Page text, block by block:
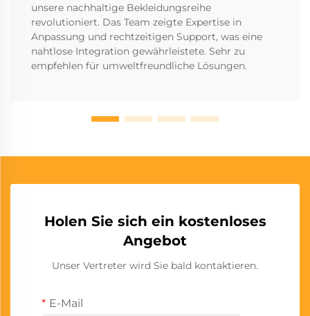
unsere nachhaltige Bekleidungsreihe
revolutioniert. Das Team zeigte Expertise in
Anpassung und rechtzeitigen Support, was eine
nahtlose Integration gewährleistete. Sehr zu
empfehlen für umweltfreundliche Lösungen.
Holen Sie sich ein kostenloses
Angebot
Unser Vertreter wird Sie bald kontaktieren.
E-Mail